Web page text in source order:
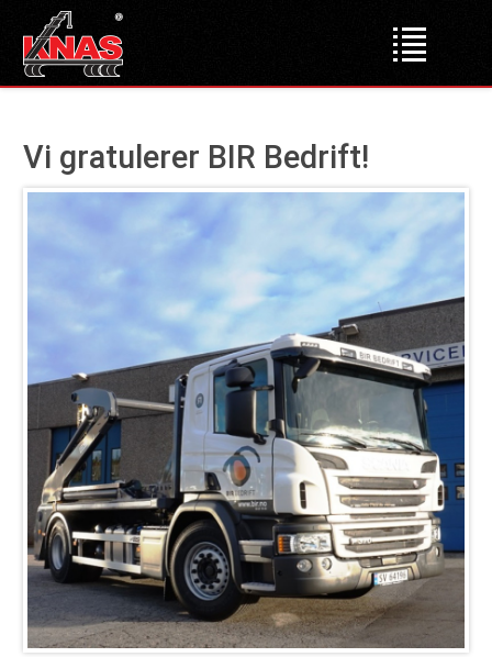
Produkter
Tipper
Krokløftere
Bakløft
Bruktmarked
Deler og tilbehør
Hydraulisk Hurtiglåssystem
Lastesikring
Stropper
Vi gratulerer BIR Bedrift!